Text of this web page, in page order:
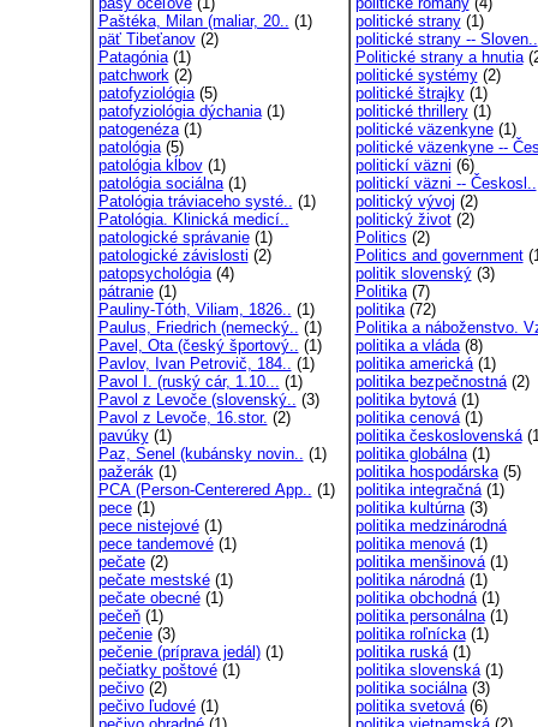
Paštéka, Milan (maliar, 20.. (1)
päť Tibeťanov(2)
Patagónia(1)
patchwork(2)
patofyziológia(5)
patofyziológia dýchania(1)
patogenéza(1)
patológia(5)
patológia kĺbov(1)
patológia sociálna(1)
Patológia tráviaceho systé.. (1)
Patológia. Klinická medicí..
patologické správanie(1)
patologické závislosti (2)
patopsychológia(4)
pátranie(1)
Pauliny-Tóth, Viliam, 1826.. (1)
Paulus, Friedrich (nemecký.. (1)
Pavel, Ota (český športový.. (1)
Pavlov, Ivan Petrovič, 184.. (1)
Pavol I. (ruský cár, 1.10... (1)
Pavol z Levoče (slovenský.. (3)
Pavol z Levoče, 16.stor. (2)
pavúky(1)
Paz, Senel (kubánsky novin.. (1)
pažerák(1)
PCA (Person-Centerered App.. (1)
pece(1)
pece nistejové(1)
pece tandemové(1)
pečate(2)
pečate mestské(1)
pečate obecné(1)
pečeň(1)
pečenie(3)
pečenie (príprava jedál)(1)
pečiatky poštové(1)
pečivo(2)
pečivo ľudové(1)
politické strany(1)
politické strany -- Sloven..
Politické strany a hnutia
politické systémy(2)
politické štrajky(1)
politické thrillery(1)
politické väzenkyne(1)
politické väzenkyne --
politickí väzni (6)
politickí väzni -- Českosl..
politický vývoj (2)
politický život(2)
Politics (2)
Politics and government
politik slovenský(3)
Politika(7)
politika(72)
Politika a náboženstvo.
politika a vláda(8)
politika americká(1)
politika bezpečnostná(2)
politika bytová(1)
politika cenová(1)
politika československá
politika globálna(1)
politika hospodárska(5)
politika integračná(1)
politika kultúrna(3)
politika medzinárodná
politika menová(1)
politika menšinová(1)
politika národná(1)
politika obchodná(1)
politika personálna(1)
politika roľnícka(1)
politika ruská(1)
politika slovenská(1)
politika sociálna(3)
politika svetová(6)